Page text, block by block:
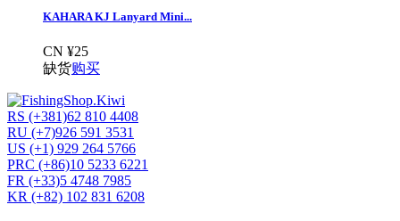
KAHARA KJ Lanyard Mini...
CN ¥25
缺货购买
RS (+381)62 810 4408
RU (+7)926 591 3531
US (+1) 929 264 5766
PRC (+86)10 5233 6221
FR (+33)5 4748 7985
KR (+82) 102 831 6208